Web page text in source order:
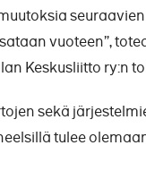
vuoteen”,
Keskusliitto ry:n
sekä
tulee